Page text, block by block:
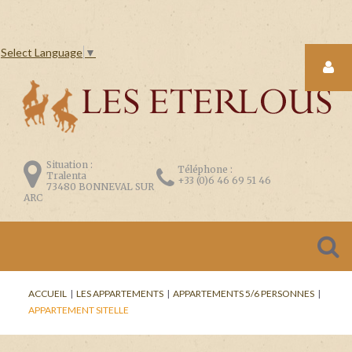
Select Language ▼
Situation :
Tralenta
73480 BONNEVAL SUR
ARC
Téléphone :
+33 (0)6 46 69 51 46
ACCUEIL | LES APPARTEMENTS | APPARTEMENTS 5/6 PERSONNES |
APPARTEMENT SITELLE
FORM
souvenir